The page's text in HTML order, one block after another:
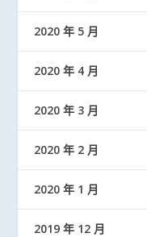
2020 年 5 月
2020 年 4 月
2020 年 3 月
2020 年 2 月
2020 年 1 月
2019 年 12 月